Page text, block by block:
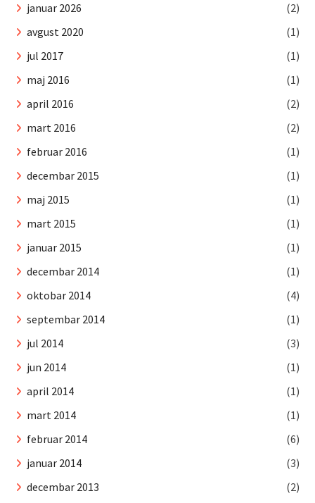
januar 2026
(2)
avgust 2020
(1)
jul 2017
(1)
maj 2016
(1)
april 2016
(2)
mart 2016
(2)
februar 2016
(1)
decembar 2015
(1)
maj 2015
(1)
mart 2015
(1)
januar 2015
(1)
decembar 2014
(1)
oktobar 2014
(4)
septembar 2014
(1)
jul 2014
(3)
jun 2014
(1)
april 2014
(1)
mart 2014
(1)
februar 2014
(6)
januar 2014
(3)
decembar 2013
(2)